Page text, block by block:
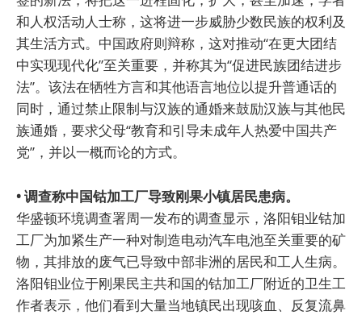
和人权活动人士称，这将进一步威胁少数民族的权利及
其生活方式。中国政府则辩称，这对推动“在更大团结
中实现现代化”至关重要，并称其为“促进民族团结进步
法”。该法在牺牲方言和其他语言地位以提升普通话的
同时，通过禁止限制与汉族的通婚来鼓励汉族与其他民
族通婚，要求父母“教育和引导未成年人热爱中国共产
党”，并以一概而论的方式。
• 调查称中国钴加工厂导致刚果小镇居民患病。
华盛顿环境调查署周一发布的调查显示，洛阳钼业钴加
工厂为加紧生产一种对制造电动汽车电池至关重要的矿
物，其排放的废气已导致中部非洲的居民和工人生病。
洛阳钼业位于刚果民主共和国的钴加工厂附近的卫生工
作者表示，他们看到大量当地镇民出现咳血、反复流鼻